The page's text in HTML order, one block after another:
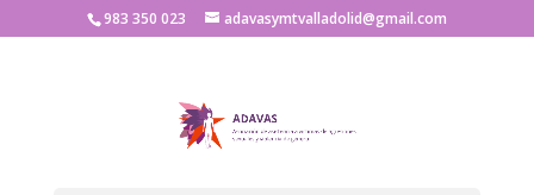
983 350 023 adavasymtvalladolid@gmail.com